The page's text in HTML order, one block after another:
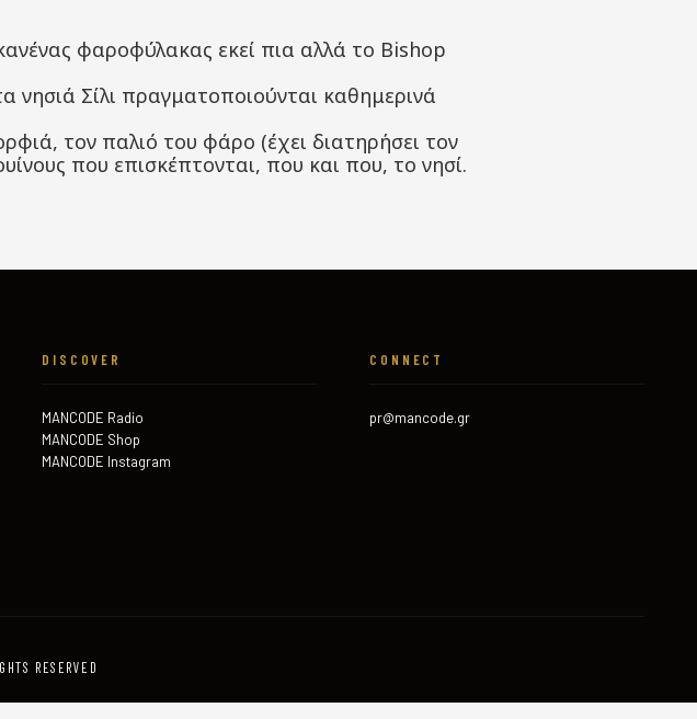
φαροφύλακας εκεί πια αλλά το Bishop
Σίλι πραγματοποιούνται καθημερινά
τον παλιό του φάρο (έχει διατηρήσει τον
που επισκέπτονται, που και που, το νησί.
DISCOVER
MANCODE Radio
MANCODE Shop
MANCODE Instagram
CONNECT
pr@mancode.gr
RESERVED